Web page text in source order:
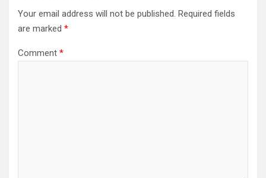
Your email address will not be published. Required fields
are marked *
Comment *